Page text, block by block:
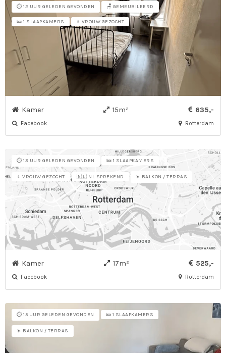
⏱️ 12 UUR GELEDEN GEVONDEN 🪑 GEMEUBILEERD
🛌 1 SLAAPKAMERS ♀ VROUW GEZOCHT
Kamer 15m² 635,-
Facebook Rotterdam
⏱️ 13 UUR GELEDEN GEVONDEN 🛌 1 SLAAPKAMERS
♀ VROUW GEZOCHT 🇳🇱 NL SPREKEND ☀️ BALKON / TERRAS
Kamer 17m² 525,-
Facebook Rotterdam
⏱️ 15 UUR GELEDEN GEVONDEN 🛌 1 SLAAPKAMERS
☀️ BALKON / TERRAS